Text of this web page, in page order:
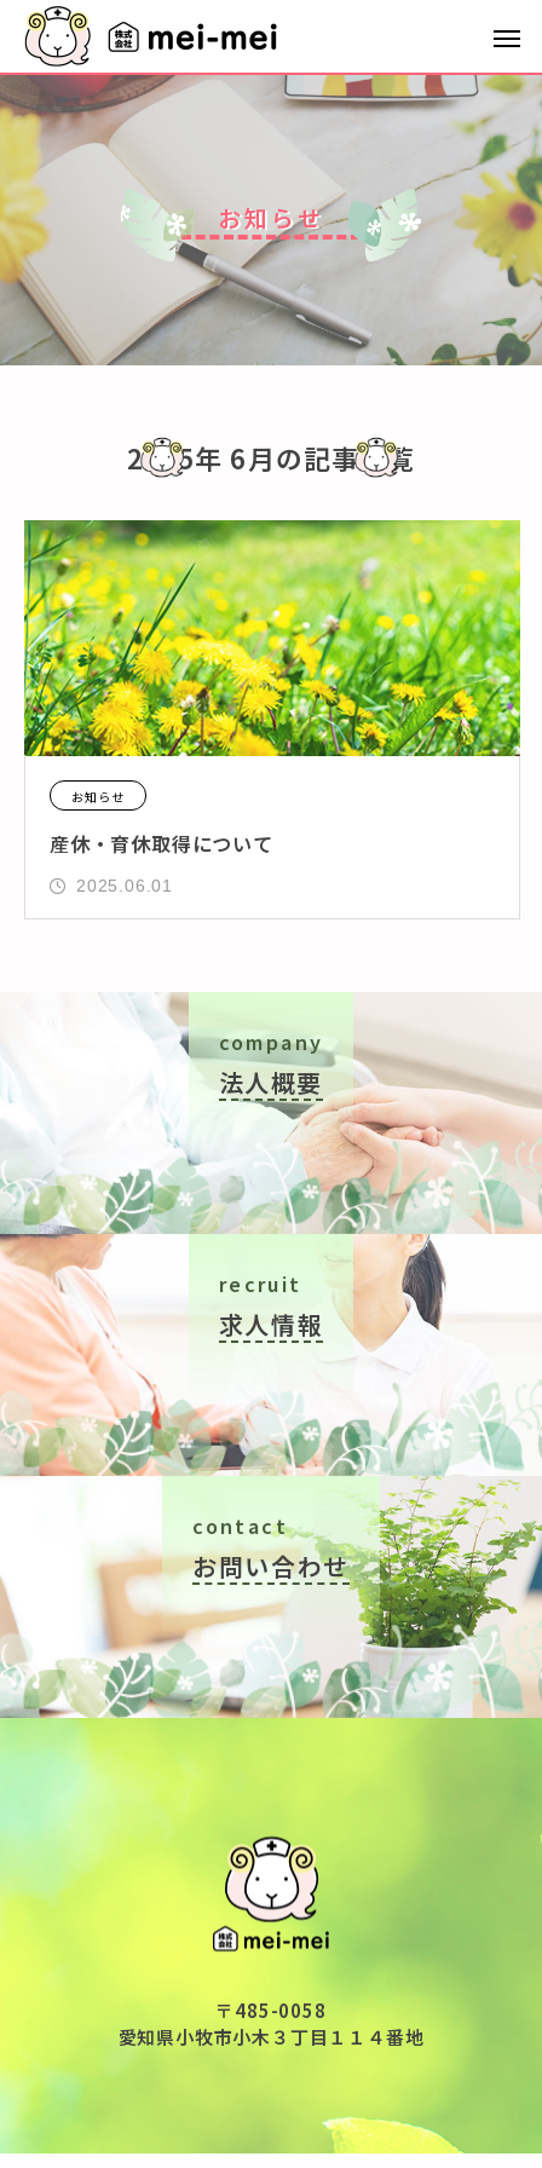
お知 らせ
2025年 6月の記事一覧
お知らせ
産休・育休取得について
2025.06.01
company
法人概要
recruit
求人情報
contact
お問い合わせ
〒485-0058
愛知県小牧市小木３丁目１１４番地